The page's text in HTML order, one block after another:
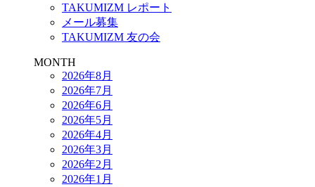
TAKUMIZM レポート
メール募集
TAKUMIZM 友の会
MONTH
2026年8月
2026年7月
2026年6月
2026年5月
2026年4月
2026年3月
2026年2月
2026年1月